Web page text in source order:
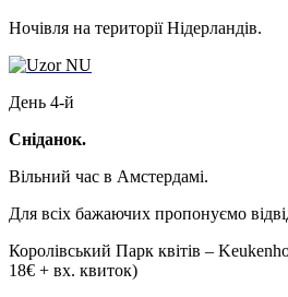
Ночівля на території Нідерландів.
День 4-й
Сніданок.
Вільний час в Амстердамі.
Для всіх бажаючих пропонуємо
Королівський Парк квітів –
18€ + вх. квиток)